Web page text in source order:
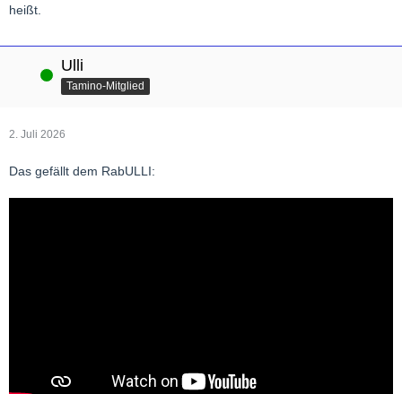
heißt.
Online Ulli
Tamino-Mitglied
2. Juli 2026
Das gefällt dem RabULLI: